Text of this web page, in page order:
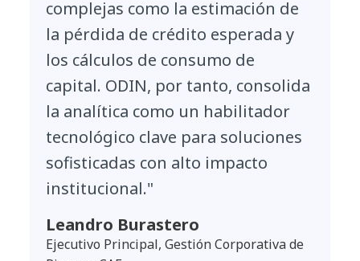
complejas como la estimación de
la pérdida de crédito esperada y
los cálculos de consumo de
capital. ODIN, por tanto, consolida
la analítica como un habilitador
tecnológico clave para soluciones
sofisticadas con alto impacto
institucional."
Leandro Burastero
Ejecutivo Principal, Gestión Corporativa de